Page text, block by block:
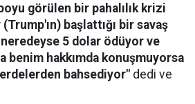
görülen bir pahalılık krizi
başlattığı bir savaş
5 dolar ödüyor ve
benim hakkımda konuşmuyorsa
bahsediyor" dedi ve